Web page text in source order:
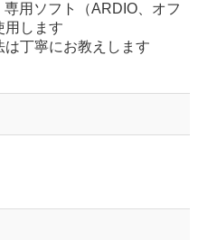
用ソフト（ARDIO、オフ
用します
丁寧にお教えします